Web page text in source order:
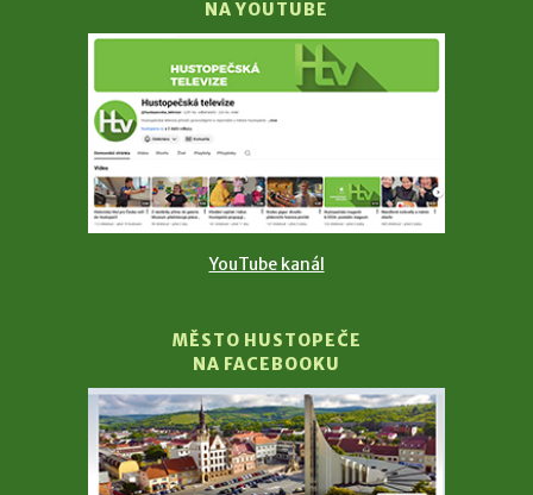
NA YOUTUBE
YouTube kanál
MĚSTO HUSTOPEČE
NA FACEBOOKU